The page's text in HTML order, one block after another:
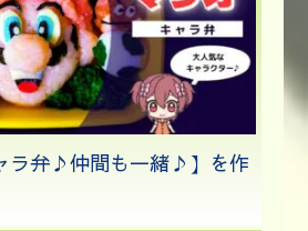
ラ弁♪仲間も一緒♪】を作